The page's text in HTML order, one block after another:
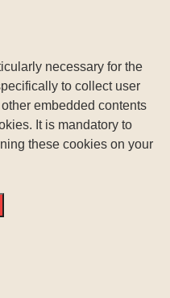
necessary for the
to collect user
embedded contents
It is mandatory to
these cookies on your